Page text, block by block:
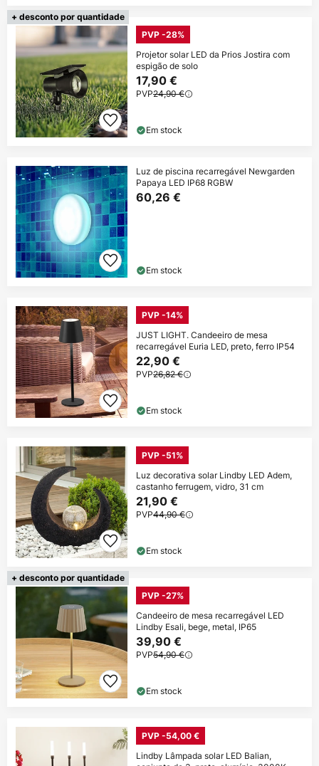
+ desconto por quantidade
PVP -28%
Projetor solar LED da Prios Jostira com
espigão de solo
17,90 €
PVP24,90 €
Em stock
Luz de piscina recarregável Newgarden
Papaya LED IP68 RGBW
60,26 €
Em stock
PVP -14%
JUST LIGHT. Candeeiro de mesa
recarregável Euria LED, preto, ferro IP54
22,90 €
PVP26,82 €
Em stock
PVP -51%
Luz decorativa solar Lindby LED Adem,
castanho ferrugem, vidro, 31 cm
21,90 €
PVP44,90 €
Em stock
+ desconto por quantidade
PVP -27%
Candeeiro de mesa recarregável LED
Lindby Esali, bege, metal, IP65
39,90 €
PVP54,90 €
Em stock
PVP -54,00 €
Lindby Lâmpada solar LED Balian,